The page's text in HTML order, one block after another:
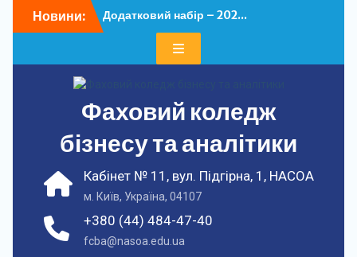
доНовини:
Додатковий набір – 202...
У ФКБА НАСОА
Фаховий коледж
бізнесу та аналітики
+380 (44) 484-47-40
fcba@nasoa.edu.ua
Кабінет № 11, вул. Підгірна, 1, НАСОА
м. Київ, Україна, 04107